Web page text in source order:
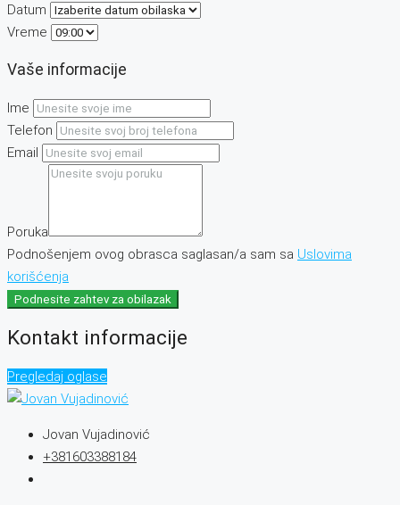
Datum
Vreme
Vaše informacije
Ime
Telefon
Email
Poruka
Podnošenjem ovog obrasca saglasan/a sam sa Uslovima
korišćenja
Podnesite zahtev za obilazak
Kontakt informacije
Pregledaj oglase
Jovan Vujadinović
+381603388184